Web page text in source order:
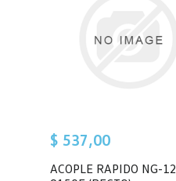
$ 537,00
ACOPLE RAPIDO NG-12